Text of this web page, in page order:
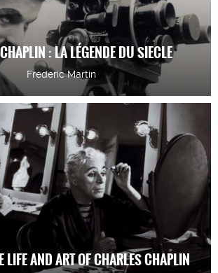
: LA LÉGENDE DU SIECLE
Frédéric Martin
LIFE AND ART OF CHARLES CHAPLIN